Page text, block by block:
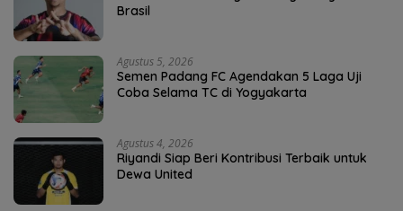
Brasil
Agustus 5, 2026
Semen Padang FC Agendakan 5 Laga Uji
Coba Selama TC di Yogyakarta
Agustus 4, 2026
Riyandi Siap Beri Kontribusi Terbaik untuk
Dewa United